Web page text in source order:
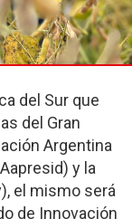
del Sur que
del Gran
Argentina
y la
el mismo será
de Innovación